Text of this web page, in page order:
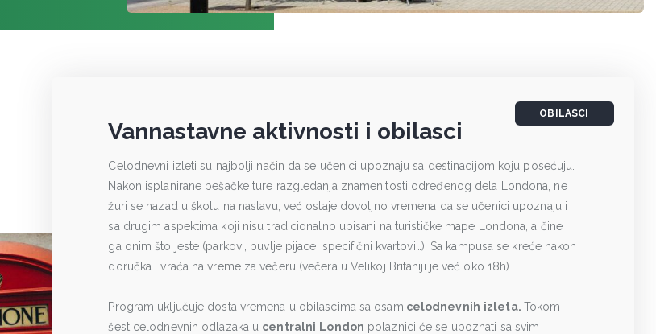
OBILASCI
Vannastavne aktivnosti i obilasci
Celodnevni izleti su najbolji način da se učenici upoznaju sa destinacijom koju posećuju.
Nakon isplanirane pešačke ture razgledanja znamenitosti određenog dela Londona, ne
žuri se nazad u školu na nastavu, već ostaje dovoljno vremena da se učenici upoznaju i
sa drugim aspektima koji nisu tradicionalno upisani na turističke mape Londona, a čine
ga onim što jeste (parkovi, buvlje pijace, specifični kvartovi…). Sa kampusa se kreće nakon
doručka i vraća na vreme za večeru (večera u Velikoj Britaniji je već oko 18h).
Program uključuje dosta vremena u obilascima sa osam celodnevnih izleta. Tokom
šest celodnevnih odlazaka u centralni London polaznici će se upoznati sa svim